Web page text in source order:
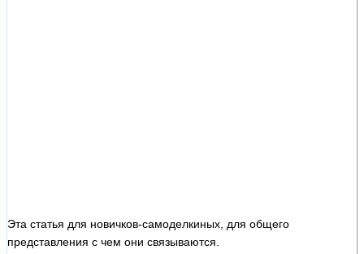
Эта статья для новичков-самоделкиных, для общего
представления с чем они связываются.